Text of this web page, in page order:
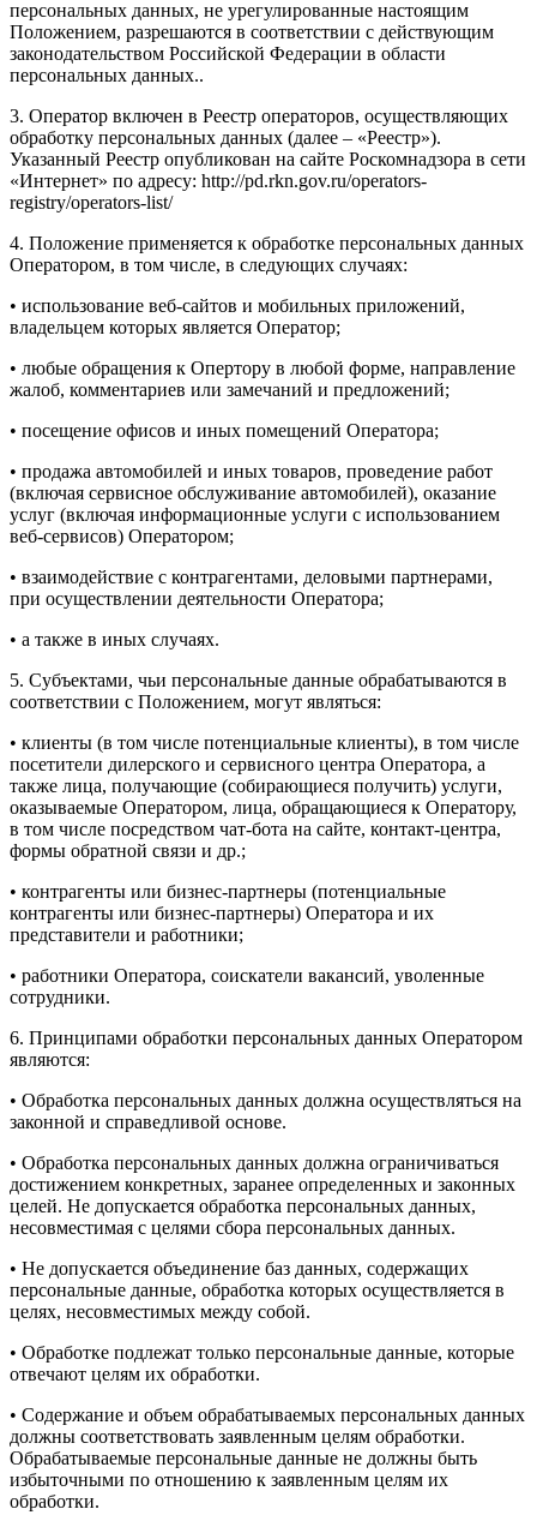
персональных данных, не урегулированные настоящим
Положением, разрешаются в соответствии с действующим
законодательством Российской Федерации в области
персональных данных..
3. Оператор включен в Реестр операторов, осуществляющих
обработку персональных данных (далее – «Реестр»).
Указанный Реестр опубликован на сайте Роскомнадзора в сети
«Интернет» по адресу: http://pd.rkn.gov.ru/operators-
registry/operators-list/
4. Положение применяется к обработке персональных данных
Оператором, в том числе, в следующих случаях:
• использование веб-сайтов и мобильных приложений,
владельцем которых является Оператор;
• любые обращения к Опертору в любой форме, направление
жалоб, комментариев или замечаний и предложений;
• посещение офисов и иных помещений Оператора;
• продажа автомобилей и иных товаров, проведение работ
(включая сервисное обслуживание автомобилей), оказание
услуг (включая информационные услуги с использованием
веб-сервисов) Оператором;
• взаимодействие с контрагентами, деловыми партнерами,
при осуществлении деятельности Оператора;
• а также в иных случаях.
5. Субъектами, чьи персональные данные обрабатываются в
соответствии с Положением, могут являться:
• клиенты (в том числе потенциальные клиенты), в том числе
посетители дилерского и сервисного центра Оператора, а
также лица, получающие (собирающиеся получить) услуги,
оказываемые Оператором, лица, обращающиеся к Оператору,
в том числе посредством чат-бота на сайте, контакт-центра,
формы обратной связи и др.;
• контрагенты или бизнес-партнеры (потенциальные
контрагенты или бизнес-партнеры) Оператора и их
представители и работники;
• работники Оператора, соискатели вакансий, уволенные
сотрудники.
6. Принципами обработки персональных данных Оператором
являются:
• Обработка персональных данных должна осуществляться на
законной и справедливой основе.
• Обработка персональных данных должна ограничиваться
достижением конкретных, заранее определенных и законных
целей. Не допускается обработка персональных данных,
несовместимая с целями сбора персональных данных.
• Не допускается объединение баз данных, содержащих
персональные данные, обработка которых осуществляется в
целях, несовместимых между собой.
• Обработке подлежат только персональные данные, которые
отвечают целям их обработки.
• Содержание и объем обрабатываемых персональных данных
должны соответствовать заявленным целям обработки.
Обрабатываемые персональные данные не должны быть
избыточными по отношению к заявленным целям их
обработки.